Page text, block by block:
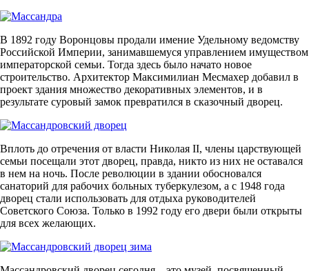
В 1892 году Воронцовы продали имение Удельному ведомству
Российской Империи, занимавшемуся управлением имуществом
императорской семьи. Тогда здесь было начато новое
строительство. Архитектор Максимилиан Месмахер добавил в
проект здания множество декоративных элементов, и в
результате суровый замок превратился в сказочный дворец.
Вплоть до отречения от власти Николая II, члены царствующей
семьи посещали этот дворец, правда, никто из них не оставался
в нем на ночь. После революции в здании обосновался
санаторий для рабочих больных туберкулезом, а с 1948 года
дворец стали использовать для отдыха руководителей
Советского Союза. Только в 1992 году его двери были открыты
для всех желающих.